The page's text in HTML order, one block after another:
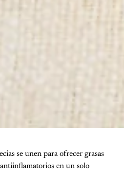
se unen para ofrecer grasas
en un solo